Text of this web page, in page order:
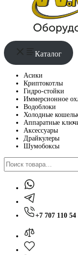
Каталог
Асики
Криптокотлы
Гидро-стойки
Иммерсионное
Водоблоки
Холодные
Аппаратные
Аксессуары
Драйкулеры
Шумобоксы
Поиск
+7 707 110 54